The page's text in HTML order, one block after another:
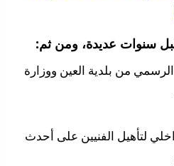
سنوات عديدة، ومن ثم:
من بلدية العين ووزارة
لتأهيل الفنيين على أحدث